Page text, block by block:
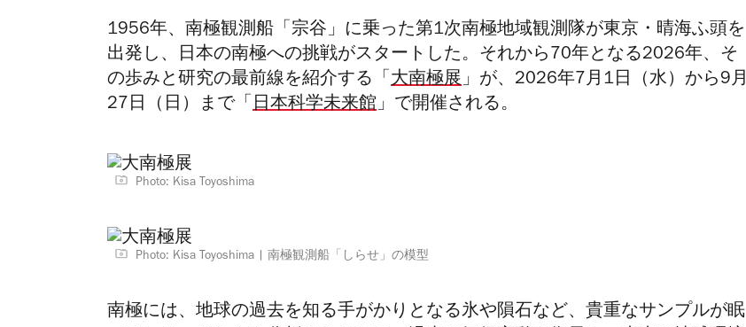
1956年、南極観測船「宗谷」に乗った第1次南極地域観測隊が東京・晴海ふ頭を
出発し、日本の南極への挑戦がスタートした。それから70年となる2026年、そ
の歩みと研究の最前線を紹介する「 大南極展」が、2026年7月1日（水）から9月
27日（日）まで「 日本科学未来館」で開催される。
Photo: Kisa Toyoshima
Photo: Kisa Toyoshima 南極観測船「しらせ」の模型
南極には、地球の過去を知る手がかりとなる氷や隕石など、貴重なサンプルが眠